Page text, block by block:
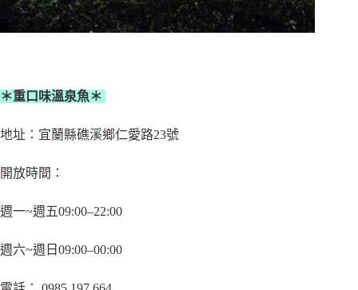
＊重口味溫泉魚＊
地址：宜蘭縣礁溪鄉仁愛路23號
開放時間：
週一~週五09:00–22:00
週六~週日09:00–00:00